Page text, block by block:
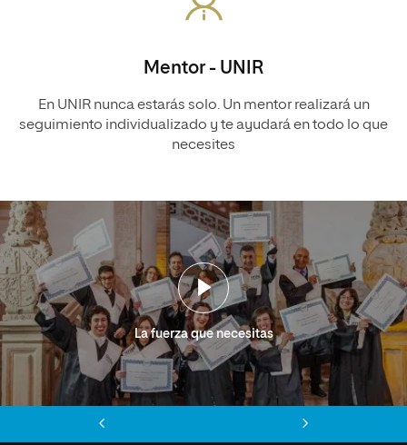
Mentor - UNIR
En UNIR nunca estarás solo. Un mentor realizará un
seguimiento individualizado y te ayudará en todo lo que
necesites
La fuerza que necesitas